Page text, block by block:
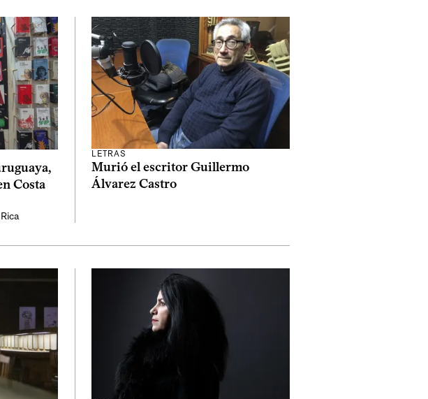
Costa
LETRAS
Murió el escritor Guillermo
Álvarez Castro